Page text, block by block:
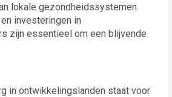
lokale gezondheidssystemen.
investeringen in
zijn essentieel om een blijvende
in ontwikkelingslanden staat voor